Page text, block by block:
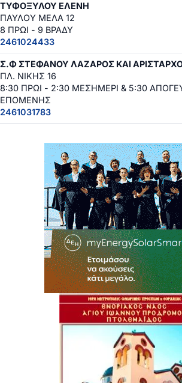
ΤΥΦΟΞΥΛΟΥ ΕΛΕΝΗ
ΠΑΥΛΟΥ ΜΕΛΑ 12
8 ΠΡΩΙ - 9 ΒΡΑΔΥ
2461024433
Σ.Φ ΣΤΕΦΑΝΟΥ ΛΑΖΑΡΟΣ ΚΑΙ
ΠΛ. ΝΙΚΗΣ 16
8:30 ΠΡΩΙ - 2:30 ΜΕΣΗΜΕΡΙ & 5:30
ΕΠΟΜΕΝΗΣ
2461031783